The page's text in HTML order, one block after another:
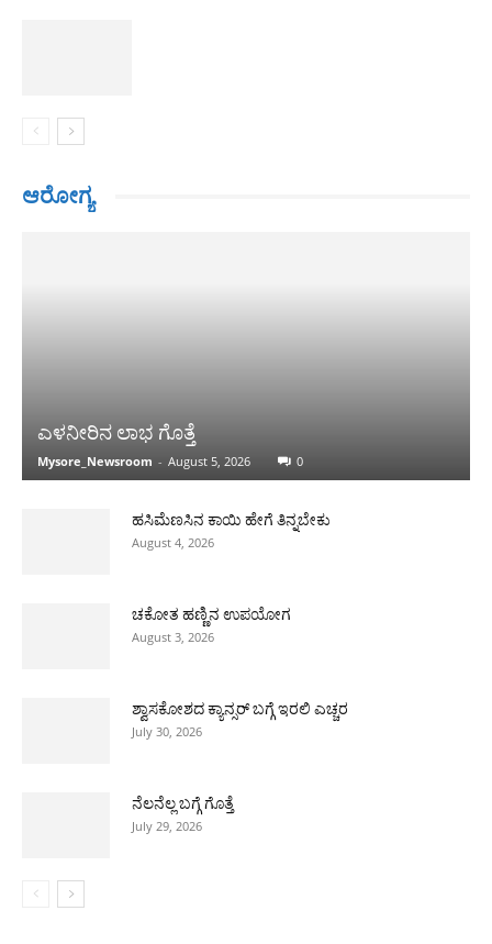
ಆರೋಗ್ಯ
ಎಳನೀರಿನ ಲಾಭ ಗೊತ್ತೆ
Mysore_Newsroom - August 5, 2026 0
ಹಸಿಮೆಣಸಿನ ಕಾಯಿ ಹೇಗೆ ತಿನ್ನಬೇಕು
August 4, 2026
ಚಕೋತ ಹಣ್ಣಿನ ಉಪಯೋಗ
August 3, 2026
ಶ್ವಾಸಕೋಶದ ಕ್ಯಾನ್ಸರ್ ಬಗ್ಗೆ ಇರಲಿ ಎಚ್ಚರ
July 30, 2026
ನೆಲನೆಲ್ಲ ಬಗ್ಗೆ ಗೊತ್ತೆ
July 29, 2026